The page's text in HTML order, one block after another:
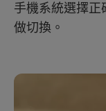
手機系統選擇正
做切換。